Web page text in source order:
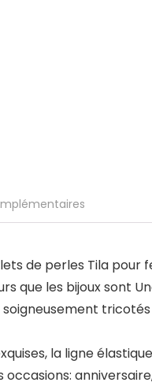
de perles Tila pour
que les bijoux sont
la ligne